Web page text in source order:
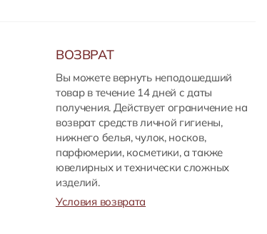
ВОЗВРАТ
Вы можете вернуть неподошедший
товар в течение 14 дней с даты
получения. Действует ограничение на
возврат средств личной гигиены,
нижнего белья, чулок, носков,
парфюмерии, косметики, а также
ювелирных и технически сложных
изделий.
Условия возврата